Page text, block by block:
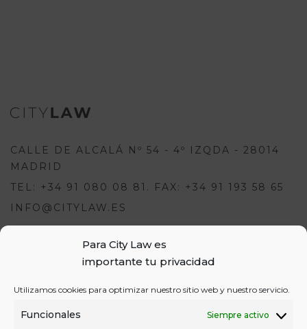
Para City Law es
importante tu privacidad
Utilizamos cookies para optimizar nuestro sitio web y nuestro servicio.
Funcionales Siempre activo
Para escribir una opinión debes
estar registrado e iniciar sesión:
CALLE DE ALCALÁ Nº 54 - 4º IZQDA - 28014
MADRID
TEL: +34 91 080 08 81. FAX: +34 91 193 58 65
INFO@CITYLAW.ES
INICIAR SESIÓN